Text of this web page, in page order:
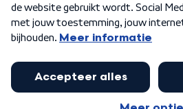
Algemene voorwaarden